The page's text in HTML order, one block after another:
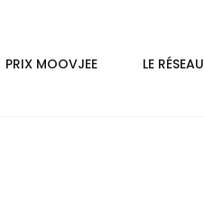
PRIX MOOVJEE LE RÉSEAU